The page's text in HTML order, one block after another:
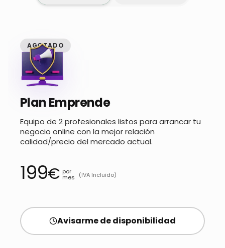
AGOTADO
Plan Emprende
Equipo de 2 profesionales listos para arrancar tu
negocio online con la mejor relación
calidad/precio del mercado actual.
199€ por
mes (IVA Incluido)
Avisarme de disponibilidad